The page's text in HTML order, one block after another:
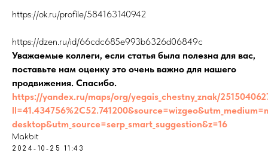
https://ok.ru/profile/584163140942
https://dzen.ru/id/66cdc685e993b6326d06849c
Уважаемые коллеги, если статья была полезна для вас,
поставьте нам оценку это очень важно для нашего
продвижения. Спасибо.
https://yandex.ru/maps/org/yegais_chestny_znak/
desktop&utm_source=serp_smart_suggestion&z=16
Makbit
2024-10-25 11:43